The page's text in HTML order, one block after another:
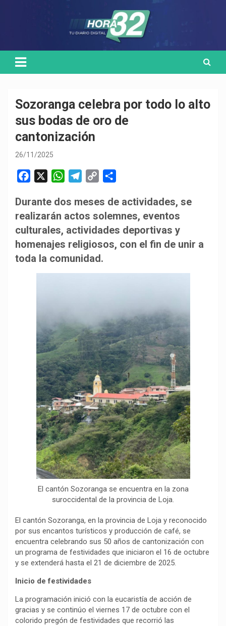
Sozoranga celebra por todo lo alto
sus bodas de oro de
cantonización
26/11/2025
c
e
b
o
o
W
a
t
s
A
p
l
e
g
r
a
p
y
L
i
n
m
p
a
Durante dos meses de actividades, se
realizarán actos solemnes, eventos
culturales, actividades deportivas y
homenajes religiosos, con el fin de unir a
toda la comunidad.
El cantón Sozoranga se encuentra en la zona
suroccidental de la provincia de Loja.
El cantón Sozoranga, en la provincia de Loja y reconocido
por sus encantos turísticos y producción de café, se
encuentra celebrando sus 50 años de cantonización con
un programa de festividades que iniciaron el 16 de octubre
y se extenderá hasta el 21 de diciembre de 2025.
Inicio de festividades
La programación inició con la eucaristía de acción de
gracias y se continúo el viernes 17 de octubre con el
colorido pregón de festividades que recorrió las